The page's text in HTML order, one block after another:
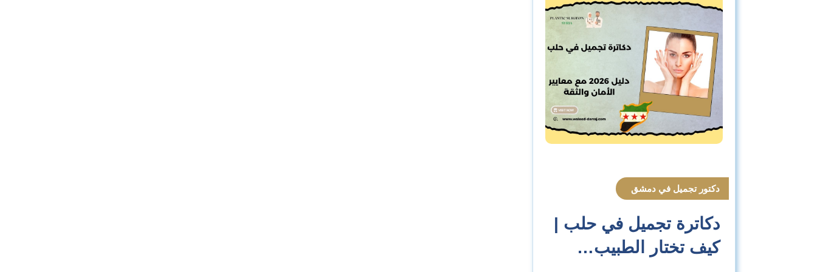
دكتور تجميل في دمشق
دكاترة تجميل في حلب |
كيف تختار الطبيب…